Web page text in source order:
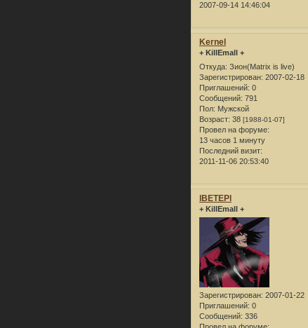
2007-09-14 14:46:04
Kernel
+ KillEmall +
Откуда: Зион(Matrix is live)
Зарегистрирован: 2007-02-18
Приглашений: 0
Сообщений: 791
Пол: Мужской
Возраст: 38 [1988-01-07]
Провел на форуме:
13 часов 1 минуту
Последний визит:
2011-11-06 20:53:40
lBETEPl
+ KillEmall +
Зарегистрирован: 2007-01-22
Приглашений: 0
Сообщений: 336